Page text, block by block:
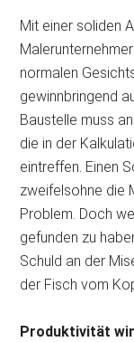
Mit einer soliden
normalen
gewinnbringend
Baustelle muss
die in der
eintreffen. Einen
zweifelsohne die
Problem. Doch
gefunden zu
Schuld an der
der Fisch vom
Produktivität